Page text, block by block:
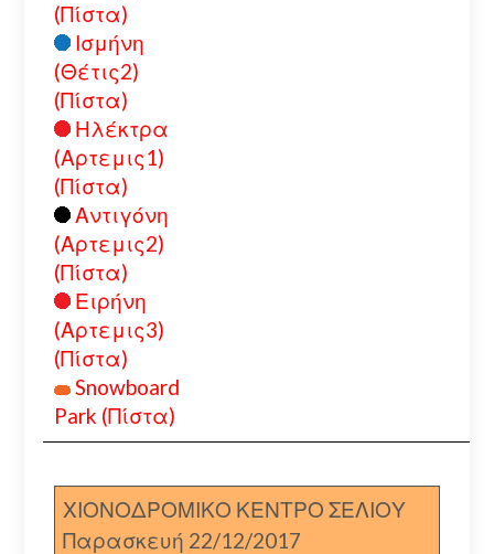
(Πίστα)
Ισμήνη
(Θέτις2)
(Πίστα)
Ηλέκτρα
(Αρτεμις1)
(Πίστα)
Αντιγόνη
(Αρτεμις2)
(Πίστα)
Ειρήνη
(Αρτεμις3)
(Πίστα)
Snowboard
Park (Πίστα)
ΧΙΟΝΟΔΡΟΜΙΚΟ ΚΕΝΤΡΟ ΣΕΛΙΟΥ
Παρασκευή 22/12/2017